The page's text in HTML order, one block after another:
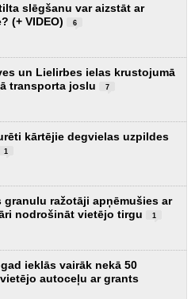
slēgšanu var aizstāt ar
(+ VIDEO)
6
un Lielirbes ielas krustojumā
transporta joslu
7
kārtējie degvielas uzpildes
1
granulu ražotāji apņēmušies ar
nodrošināt vietējo tirgu
1
ieklās vairāk nekā 50
autoceļu ar grants